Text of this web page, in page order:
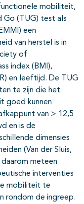
mobiliteit,
Go (TUG) test als
een
van herstel is in
of
index (BMI),
en leeftijd. De TUG
te zijn die het
goed kunnen
van > 12,5
en is de
dimensies
(Van der Sluis,
meteen
interventies
mobiliteit te
rondom de ingreep.